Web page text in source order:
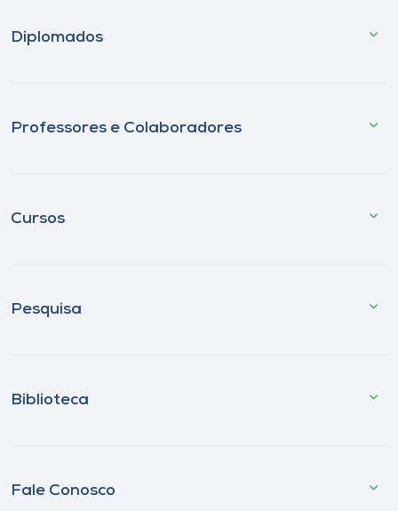
Diplomados
Professores e Colaboradores
Cursos
Pesquisa
Biblioteca
Fale Conosco